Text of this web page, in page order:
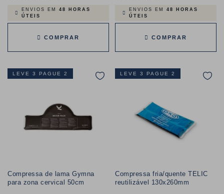
normalENVIOS EM 48 HORAS
ÚTEIS
COMPRAR
normalENVIOS EM 48 HORAS
ÚTEIS
COMPRAR
LEVE 3 PAGUE 2
Compressa de lama Gymna
para zona cervical 50cm
LEVE 3 PAGUE 2
Compressa fria/quente TELIC
reutilizável 130x260mm